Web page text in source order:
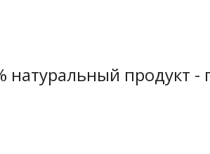
продукт -